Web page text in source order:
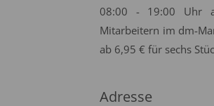
08:00 - 19:00 Uhr
Mitarbeitern im dm-
ab 6,95 € für sechs
Adresse